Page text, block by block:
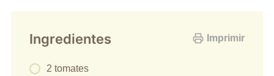
Imprimir
Ingredientes
2 tomates